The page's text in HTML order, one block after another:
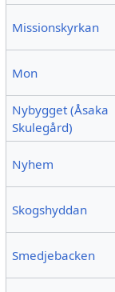
Missionskyrkan
Mon
Nybygget (Åsaka
Skulegård)
Nyhem
Skogshyddan
Smedjebacken